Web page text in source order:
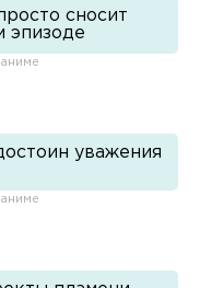
сносит
эпизоде
уважения